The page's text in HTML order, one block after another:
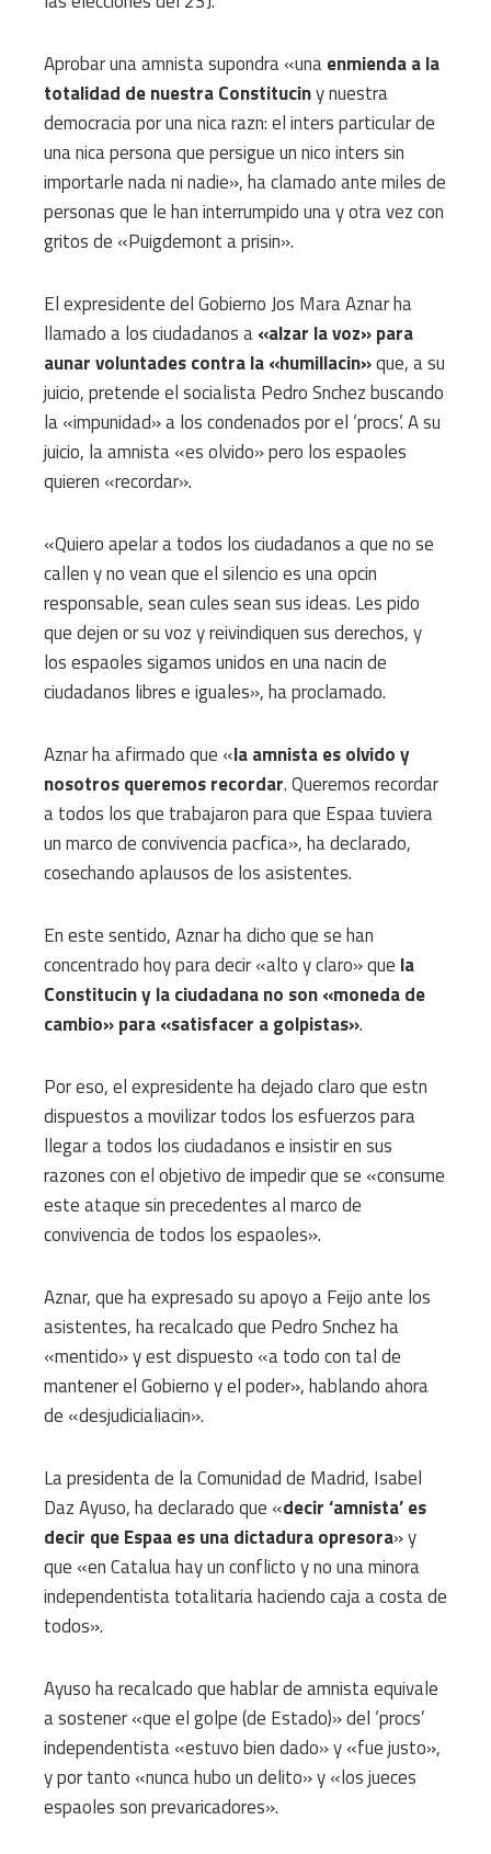
Aprobar una amnista supondra «unaenmienda a la
totalidad de nuestra Constituciny nuestra
democracia por una nica razn: el inters particular de
una nica persona que persigue un nico inters sin
importarle nada ni nadie», ha clamado ante miles de
personas que le han interrumpido una y otra vez con
gritos de «Puigdemont a prisin».
El expresidente del Gobierno Jos Mara Aznar ha
llamado a los ciudadanos a«alzar la voz» para
aunar voluntades contra la «humillacin»que, a su
juicio, pretende el socialista Pedro Snchez buscando
la «impunidad» a los condenados por el ‘procs’. A su
juicio, la amnista «es olvido» pero los espaoles
quieren «recordar».
«Quiero apelar a todos los ciudadanos a que no se
callen y no vean que el silencio es una opcin
responsable, sean cules sean sus ideas. Les pido
que dejen or su voz y reivindiquen sus derechos, y
los espaoles sigamos unidos en una nacin de
ciudadanos libres e iguales», ha proclamado.
Aznar ha afirmado que «la amnista es olvido y
nosotros queremos recordar. Queremos recordar
a todos los que trabajaron para que Espaa tuviera
un marco de convivencia pacfica», ha declarado,
cosechando aplausos de los asistentes.
En este sentido, Aznar ha dicho que se han
concentrado hoy para decir «alto y claro» que la
Constitucin y la ciudadana no son «moneda de
cambio» para «satisfacer a golpistas».
Por eso, el expresidente ha dejado claro que estn
dispuestos a movilizar todos los esfuerzos para
llegar a todos los ciudadanos e insistir en sus
razones con el objetivo de impedir que se «consume
este ataque sin precedentes al marco de
convivencia de todos los espaoles».
Aznar, que ha expresado su apoyo a Feijo ante los
asistentes, ha recalcado que Pedro Snchez ha
«mentido» y est dispuesto «a todo con tal de
mantener el Gobierno y el poder», hablando ahora
de «desjudicialiacin».
La presidenta de la Comunidad de Madrid, Isabel
Daz Ayuso, ha declarado que «decir ‘amnista’ es
decir que Espaa es una dictadura opresora» y
que «en Catalua hay un conflicto y no una minora
independentista totalitaria haciendo caja a costa de
todos».
Ayuso ha recalcado que hablar de amnista equivale
a sostener «que el golpe (de Estado)» del ‘procs’
independentista «estuvo bien dado» y «fue justo»,
y por tanto «nunca hubo un delito» y «los jueces
espaoles son prevaricadores».